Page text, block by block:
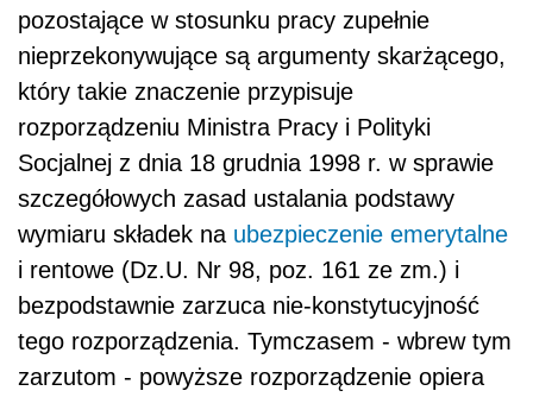
pozostające w stosunku pracy zupełnie
nieprzekonywujące są argumenty skarżącego,
który takie znaczenie przypisuje
rozporządzeniu Ministra Pracy i Polityki
Socjalnej z dnia 18 grudnia 1998 r. w sprawie
szczegółowych zasad ustalania podstawy
wymiaru składek na ubezpieczenie emerytalne
i rentowe (Dz.U. Nr 98, poz. 161 ze zm.) i
bezpodstawnie zarzuca nie-konstytucyjność
tego rozporządzenia. Tymczasem - wbrew tym
zarzutom - powyższe rozporządzenie opiera